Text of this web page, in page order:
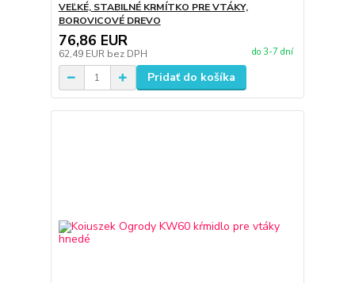
VEĽKÉ, STABILNÉ KRMÍTKO PRE VTÁKY,
BOROVICOVÉ DREVO
76,86 EUR
62,49 EUR bez DPH do 3-7 dní
Pridať do košíka